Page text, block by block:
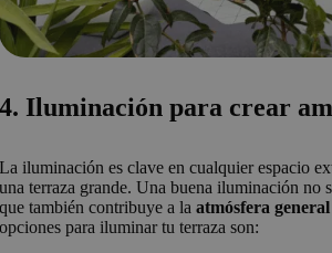
4. Iluminación para crear
La iluminación es clave en cualquier espacio
una terraza grande. Una buena iluminación no
que también contribuye a laatmósfera
opciones para iluminar tu terraza son: